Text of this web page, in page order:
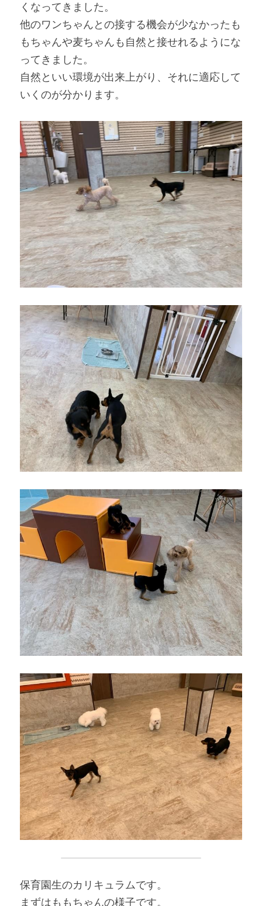
くなってきました。
他のワンちゃんとの接する機会が少なかったも
もちゃんや麦ちゃんも自然と接せれるようにな
ってきました。
自然といい環境が出来上がり、それに適応して
いくのが分かります。
保育園生のカリキュラムです。
まずはももちゃんの様子です。